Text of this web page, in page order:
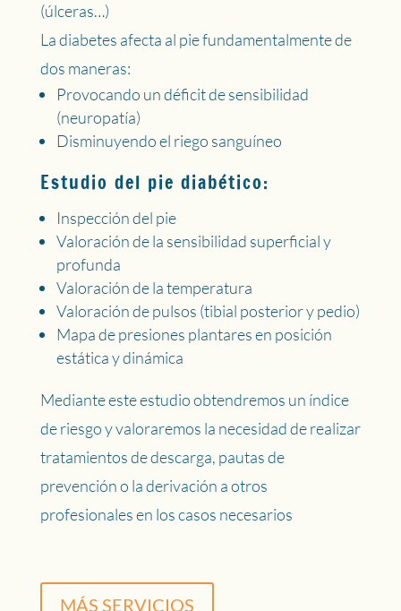
(úlceras…)
La diabetes afecta al pie fundamentalmente de
dos maneras:
Provocando un déficit de sensibilidad
(neuropatía)
Disminuyendo el riego sanguíneo
Estudio del pie diabético:
Inspección del pie
Valoración de la sensibilidad superficial y
profunda
Valoración de la temperatura
Valoración de pulsos (tibial posterior y pedio)
Mapa de presiones plantares en posición
estática y dinámica
Mediante este estudio obtendremos un índice
de riesgo y valoraremos la necesidad de realizar
tratamientos de descarga, pautas de
prevención o la derivación a otros
profesionales en los casos necesarios
MÁS SERVICIOS